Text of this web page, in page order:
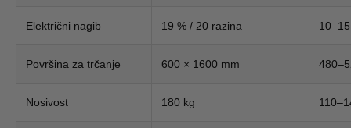
Električni nagib 19 % / 20 razina
Površina za trčanje 600 × 1600 mm
Nosivost 180 kg